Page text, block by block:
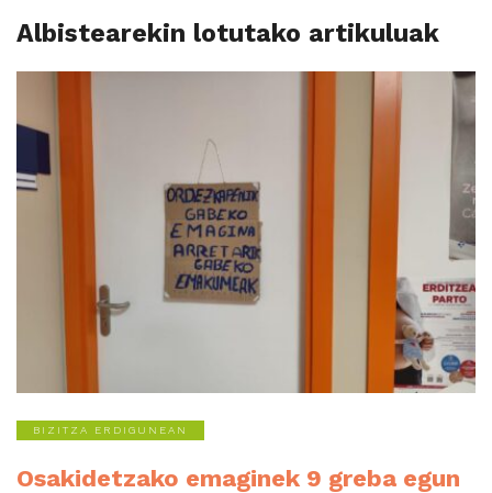
Albistearekin lotutako artikuluak
BIZITZA ERDIGUNEAN
Osakidetzako emaginek 9 greba egun